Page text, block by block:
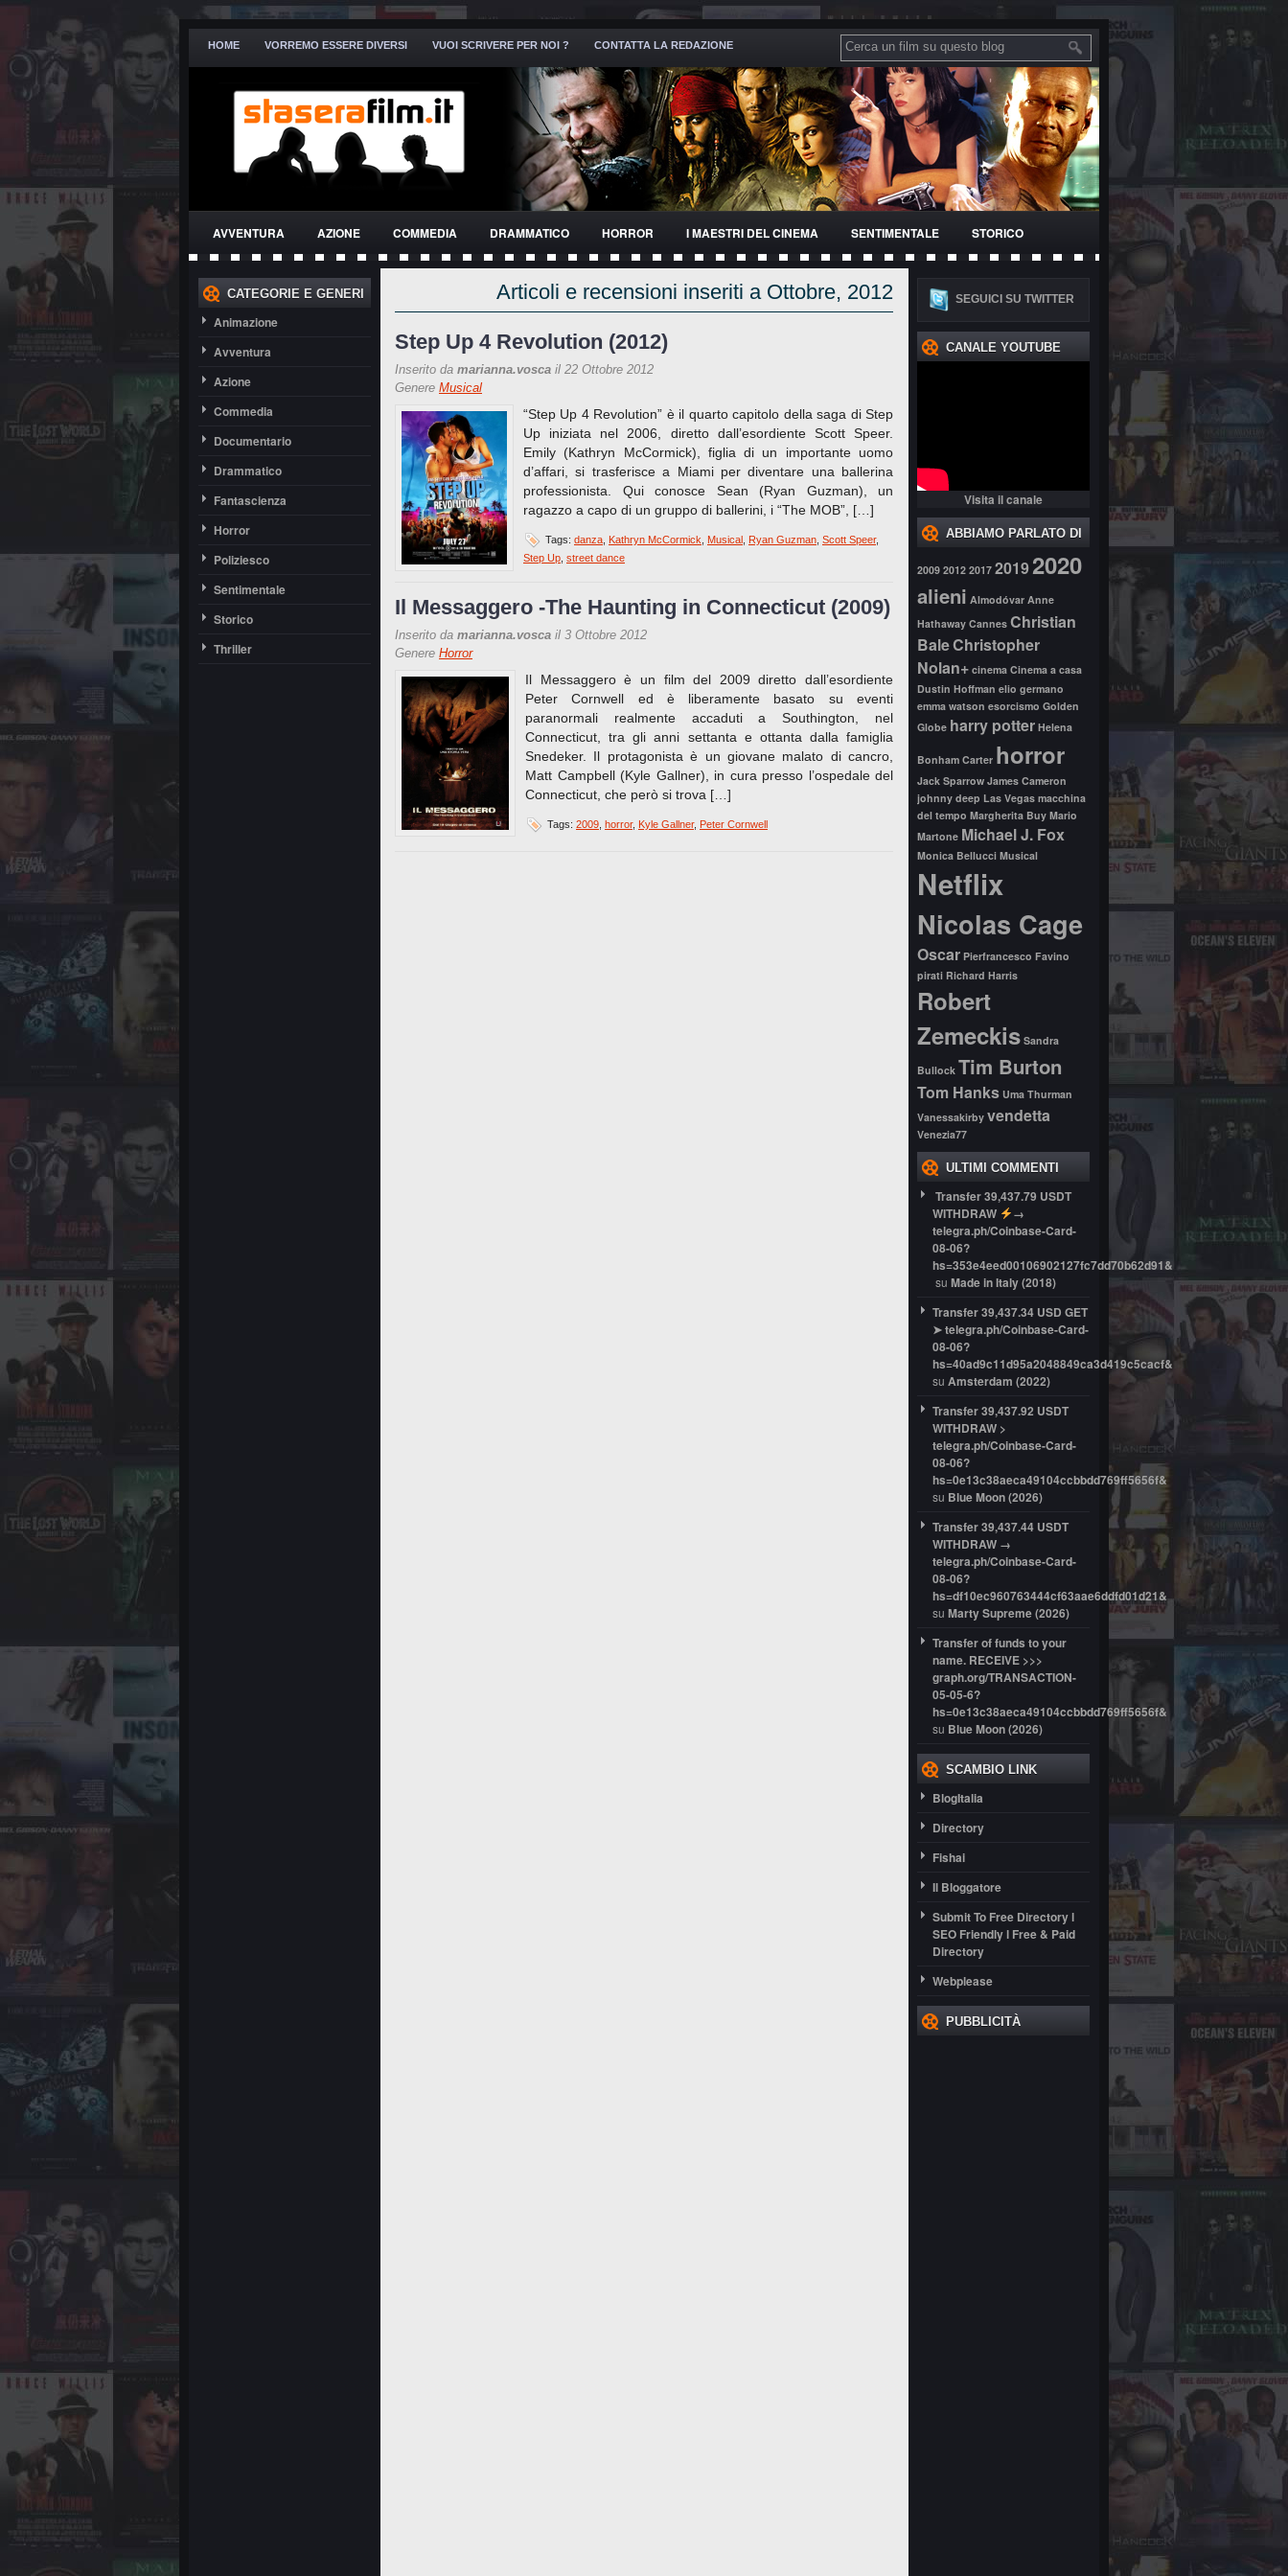
HOME VORREMO ESSERE DIVERSI VUOI SCRIVERE PER NOI ? CONTATTA LA REDAZIONE
AVVENTURA AZIONE COMMEDIA DRAMMATICO HORROR I MAESTRI DEL CINEMA SENTIMENTALE STORICO
THRILLER
CATEGORIE E GENERI
Animazione
Avventura
Azione
Commedia
Documentario
Drammatico
Fantascienza
Horror
Poliziesco
Sentimentale
Storico
Thriller
Articoli e recensioni inseriti a Ottobre, 2012
Step Up 4 Revolution (2012)
Inserito da marianna.vosca il 22 Ottobre 2012
Genere Musical
“Step Up 4 Revolution” è il quarto capitolo della saga di Step
Up iniziata nel 2006, diretto dall’esordiente Scott Speer.
Emily (Kathryn McCormick), figlia di un importante uomo
d’affari, si trasferisce a Miami per diventare una ballerina
professionista. Qui conosce Sean (Ryan Guzman), un
ragazzo a capo di un gruppo di ballerini, i “The MOB”, […]
Tags: danza Kathryn McCormick Musical Ryan Guzman Scott Speer,
Step Up street dance
Il Messaggero -The Haunting in Connecticut (2009)
Inserito da marianna.vosca il 3 Ottobre 2012
Genere Horror
Il Messaggero è un film del 2009 diretto dall’esordiente
Peter Cornwell ed è liberamente basato su eventi
paranormali realmente accaduti a Southington, nel
Connecticut, tra gli anni settanta e ottanta dalla famiglia
Snedeker. Il protagonista è un giovane malato di cancro,
Matt Campbell (Kyle Gallner), in cura presso l’ospedale del
Connecticut, che però si trova […]
Tags: 2009 horror, Kyle Gallner, Peter Cornwell
SEGUICI SU TWITTER
CANALE YOUTUBE
Visita il canale
ABBIAMO PARLATO DI
2009 2012 2017 20192020
alieni Almodóvar Anne
Hathaway Cannes Christian
BaleChristopher
Nolan+ cinema Cinema a casa
Dustin Hoffman elio germano
emma watson esorcismo Golden
Globe harry potter Helena
Bonham Carter horror
Jack Sparrow James Cameron
johnny deep Las Vegas macchina
del tempo Margherita Buy Mario
Martone Michael J. Fox
Monica Bellucci Musical
Netflix
Nicolas Cage
Oscar Pierfrancesco Favino
pirati Richard Harris
Robert
Zemeckis Sandra
Bullock Tim Burton
Tom Hanks Uma Thurman
Vanessakirby vendetta
Venezia77
ULTIMI COMMENTI
Transfer 39,437.79 USDT
WITHDRAW
→
telegra.ph/Coinbase-Card-
08-06?
hs=353e4eed00106902127fc7dd70b62d91&
su Made in Italy (2018)
Transfer 39,437.34 USD GET
➤ telegra.ph/Coinbase-Card-
08-06?
hs=40ad9c11d95a2048849ca3d419c5cacf&
su Amsterdam (2022)
Transfer 39,437.92 USDT
WITHDRAW >
telegra.ph/Coinbase-Card-
08-06?
hs=0e13c38aeca49104ccbbdd769ff5656f&
su Blue Moon (2026)
Transfer 39,437.44 USDT
WITHDRAW →
telegra.ph/Coinbase-Card-
08-06?
hs=df10ec960763444cf63aae6ddfd01d21&
su Marty Supreme (2026)
Transfer of funds to your
name. RECEIVE >>>
graph.org/TRANSACTION-
05-05-6?
hs=0e13c38aeca49104ccbbdd769ff5656f&
su Blue Moon (2026)
SCAMBIO LINK
BlogItalia
Directory
Fishai
Il Bloggatore
Submit To Free Directory l
SEO Friendly l Free & Paid
Directory
Webplease
PUBBLICITÀ